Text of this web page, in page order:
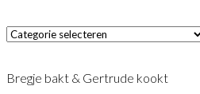
Categorieën
Bregje bakt & Gertrude kookt